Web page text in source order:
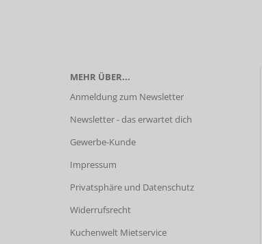
MEHR ÜBER...
Anmeldung zum Newsletter
Newsletter - das erwartet dich
Gewerbe-Kunde
Impressum
Privatsphäre und Datenschutz
Widerrufsrecht
Kuchenwelt Mietservice